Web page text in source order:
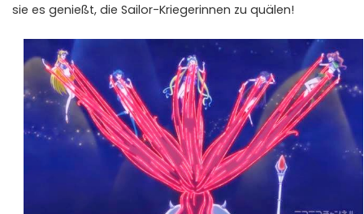
sie es genießt, die Sailor-Kriegerinnen zu quälen!